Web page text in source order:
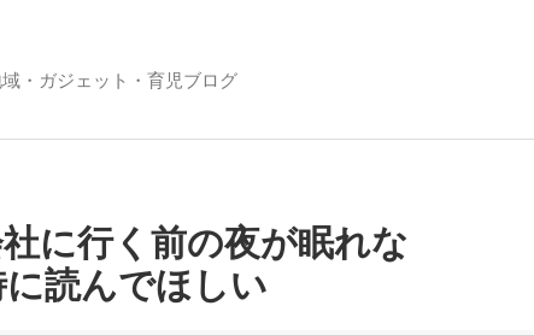
・ガジェット・育児ブログ
に行く前の夜が眠れな
読んでほしい